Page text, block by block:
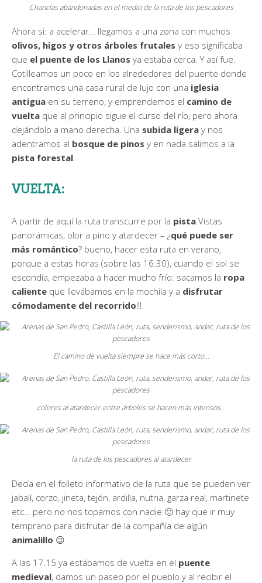
Chanclas abandonadas en el medio de la ruta de los pescadores
Ahora si: a acelerar… llegamos a una zona con muchos
olivos, higos y otros árboles frutales y eso significaba
que el puente de los Llanos ya estaba cerca. Y así fue.
Cotilleamos un poco en los alrededores del puente donde
encontramos una casa rural de lujo con una iglesia
antigua en su terreno, y emprendemos el camino de
vuelta que al principio sigue el curso del río, pero ahora
dejándolo a mano derecha. Una subida ligera y nos
adentramos al bosque de pinos y en nada salimos a la
pista forestal.
VUELTA:
A partir de aquí la ruta transcurre por la pista.Vistas
panorámicas, olor a pino y atardecer – ¿qué puede ser
más romántico? bueno, hacer esta ruta en verano,
porque a estas horas (sobre las 16.30), cuando el sol se
escondía, empezaba a hacer mucho frío: sacamos la ropa
caliente que llevábamos en la mochila y a disfrutar
cómodamente del recorrido!!!
El camino de vuelta siempre se hace más corto…
colores al atardecer entre árboles se hacen más intensos…
la ruta de los pescadores al atardecer
Decía en el folleto informativo de la ruta que se pueden ver
jabalí, corzo, jineta, tejón, ardilla, nutria, garza real, martinete
etc… pero no nos topamos con nadie 🙁 hay que ir muy
temprano para disfrutar de la compañía de algún
animalillo 😉
A las 17.15 ya estábamos de vuelta en el puente
medieval, damos un paseo por el pueblo y al recibir el